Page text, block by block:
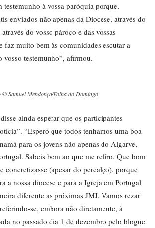
testemunho à vossa paróquia porque,
enviados não apenas da Diocese, através do
do vosso pároco e das vossas
faz muito bem às comunidades escutar a
vosso testemunho”, afirmou.
© Samuel Mendonça/Folha do Domingo
ainda esperar que os participantes
“Espero que todos tenhamos uma boa
para os jovens não apenas do Algarve,
Sabeis bem ao que me refiro. Que bom
concretizasse (apesar do percalço), porque
a nossa diocese e para a Igreja em Portugal
diferente as próximas JMJ. Vamos rezar
se, embora não diretamente, à
no passado dia 1 de dezembro pelo blogue